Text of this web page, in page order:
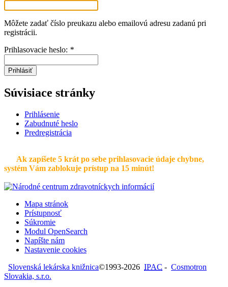
Môžete zadať číslo preukazu alebo emailovú adresu zadanú pri
registrácii.
Prihlasovacie heslo: *
Prihlásiť
Súvisiace stránky
Prihlásenie
Zabudnuté heslo
Predregistrácia
Ak zapíšete 5 krát po sebe prihlasovacie údaje chybne,
systém Vám zablokuje prístup na 15 minút!
Mapa stránok
Prístupnosť
Súkromie
Modul OpenSearch
Napíšte nám
Nastavenie cookies
Slovenská lekárska knižnica©1993-2026 IPAC - Cosmotron
Slovakia, s.r.o.